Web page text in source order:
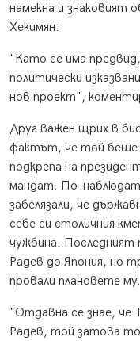
намекна и знаковият
Хекимян:
"Като се има
политически
нов проект",
Друг важен щрих в
фактът, че той беше
подкрепа на
мандат. По-
забелязали, че
себе си столичния
чужбина.
Радев до Япония, но
провали плановете му.
"Отдавна се знае, че
Радев, той затова